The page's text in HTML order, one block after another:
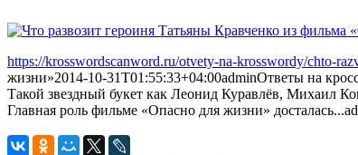
https://krosswordscanword.ru/otvety-na-krosswordy/chto-
жизни»2014-10-31T01:55:33+04:00adminОтветы на
Такой звездный букет как Леонид Куравлёв, Михаил
Главная роль фильме «Опасно для жизни» досталась...